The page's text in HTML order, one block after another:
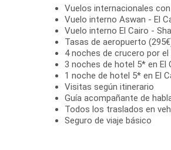
Vuelos internacionales
Vuelo interno Aswan - El
Vuelo interno El Cairo -
Tasas de aeropuerto
4 noches de crucero por
3 noches de hotel 5* en El
1 noche de hotel 5* en El
Visitas según itinerario
Guía acompañante de
Todos los traslados en
Seguro de viaje básico